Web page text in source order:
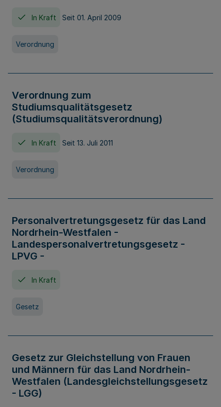
In Kraft Seit 01. April 2009
Verordnung
Verordnung zum
Studiumsqualitätsgesetz
(Studiumsqualitätsverordnung)
In Kraft Seit 13. Juli 2011
Verordnung
Personalvertretungsgesetz für das Land
Nordrhein-Westfalen -
Landespersonalvertretungsgesetz -
LPVG -
In Kraft
Gesetz
Gesetz zur Gleichstellung von Frauen
und Männern für das Land Nordrhein-
Westfalen (Landesgleichstellungsgesetz
- LGG)